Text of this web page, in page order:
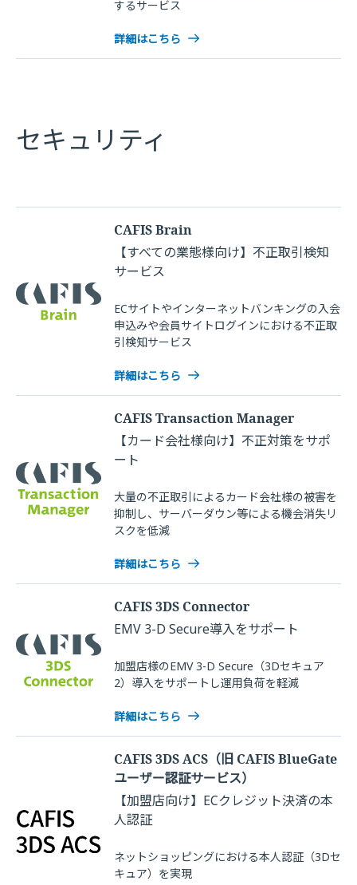
するサービス
詳細はこちら
セキュリティ
CAFIS Brain
【すべての業態様向け】不正取引検知
サービス
ECサイトやインターネットバンキングの入会
申込みや会員サイトログインにおける不正取
引検知サービス
詳細はこちら
CAFIS Transaction Manager
【カード会社様向け】不正対策をサポ
ート
大量の不正取引によるカード会社様の被害を
抑制し、サーバーダウン等による機会消失リ
スクを低減
詳細はこちら
CAFIS 3DS Connector
EMV 3-D Secure導入をサポート
加盟店様のEMV 3-D Secure（3Dセキュア
2）導入をサポートし運用負荷を軽減
詳細はこちら
CAFIS 3DS ACS（旧 CAFIS BlueGate
ユーザー認証サービス）
【加盟店向け】ECクレジット決済の本
人認証
ネットショッピングにおける本人認証（3Dセ
キュア）を実現